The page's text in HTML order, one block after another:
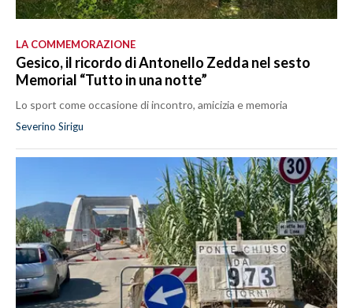
LA COMMEMORAZIONE
Gesico, il ricordo di Antonello Zedda nel sesto
Memorial “Tutto in una notte”
Lo sport come occasione di incontro, amicizia e memoria
Severino Sirigu